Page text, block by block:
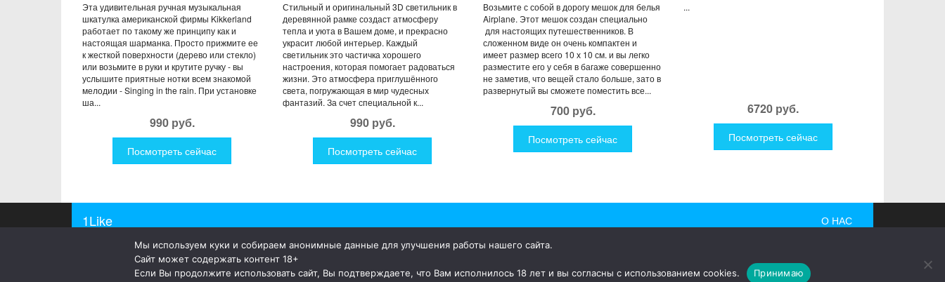
Эта удивительная ручная музыкальная
шкатулка американской фирмы Kikkerland
работает по такому же принципу как и
настоящая шарманка. Просто прижмите ее
к жесткой поверхности (дерево или стекло)
или возьмите в руки и крутите ручку - вы
услышите приятные нотки всем знакомой
мелодии - Singing in the rain. При установке
ша...
990 руб.
Посмотреть сейчас
Стильный и оригинальный 3D светильник в
деревянной рамке создаст атмосферу
тепла и уюта в Вашем доме, и прекрасно
украсит любой интерьер. Каждый
светильник это частичка хорошего
настроения, которая помогает радоваться
жизни. Это атмосфера приглушённого
света, погружающая в мир чудесных
фантазий. За счет специальной к...
990 руб.
Посмотреть сейчас
Возьмите с собой в дорогу мешок для белья
Airplane. Этот мешок создан специально
для настоящих путешественников. В
сложенном виде он очень компактен и
имеет размер всего 10 х 10 см. и вы легко
разместите его у себя в багаже совершенно
не заметив, что вещей стало больше, зато в
развернутый вы сможете поместить все...
700 руб.
Посмотреть сейчас
...
6720 руб.
Посмотреть сейчас
1Like О НАС
1Like– это необычные и прикольные подарки для дома и улицы, интересная посуда, уникальные и необычные гаджеты, причудливые дизайнерские разработки,
а так же просто оригинальные безделушки.
Мы используем куки и собираем анонимные данные для улучшения работы нашего сайта.
Сайт может содержать контент 18+
Если Вы продолжите использовать сайт, Вы подтверждаете, что Вам исполнилось 18 лет и вы согласны с использованием cookies.
Принимаю